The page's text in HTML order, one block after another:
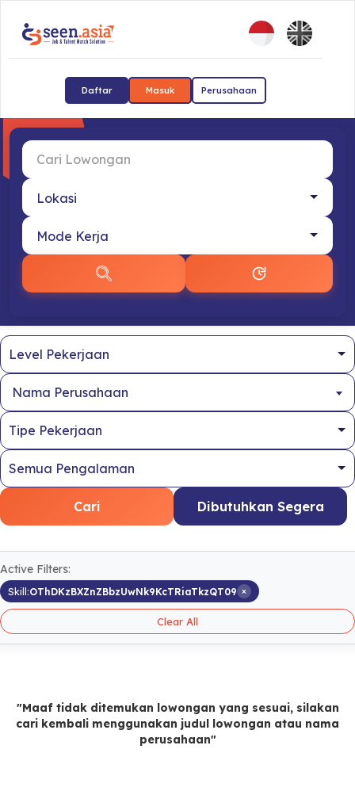
Daftar Masuk Perusahaan
Nama Perusahaan
Cari Dibutuhkan Segera
Active Filters:
Skill:OThDKzBXZnZBbzUwNk9KcTRiaTkzQT09 ×
Clear All
"Maaf tidak ditemukan lowongan yang sesuai, silakan
cari kembali menggunakan judul lowongan atau nama
perusahaan"